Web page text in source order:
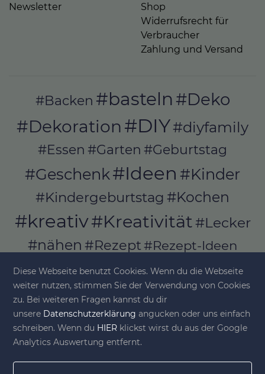
Newsletter
Shop
Widerrufsrecht für
Verbraucher
Zahlung und Versand
#Backen #basteln #Deko
#Dekoration #DIY#diyfamily
#Essen #Garten #Geburtstag
#Geschenk#Ideen #Kinder
#Kindergeburtstag #Kochen
#kreativ#Kreativität#Lecker
#nähen #Rezept#Rezept-Ideen
#Rezepte#selber_bauen
#selber_machen
#Selbermachen#selber_nähen
#Selfmade#Sommer
#Upcycling#Werkeln
Diese Webseite benutzt Cookies. Wenn du die Webseite
weiter nutzen, stimmen Sie der Verwendung von Cookies
zu. Bei weiteren Fragen kannst du dir
unsere Datenschutzerklärung angucken oder uns einfach
schreiben. Wenn du HIER klickst wirst du aus der Google
Analytics Auswertung entfernt.